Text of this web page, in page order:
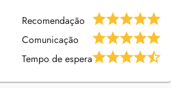
Recomendação
Comunicação
Tempo de espera